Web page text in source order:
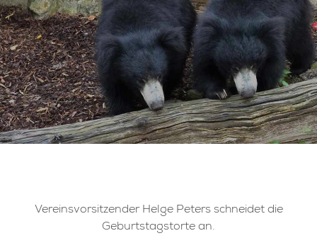
Vereinsvorsitzender Helge Peters schneidet die
Geburtstagstorte an.